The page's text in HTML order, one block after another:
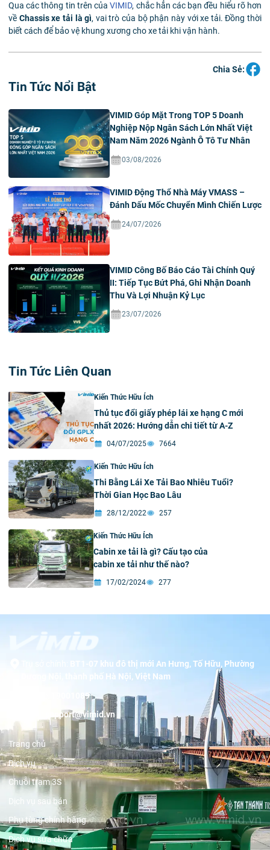
Qua các thông tin trên củaVIMID, chắc hẳn các bạn đều hiểu rõ hơn
về Chassis xe tải là gì, vai trò của bộ phận này với xe tải. Đồng thời
biết cách để bảo vệ khung xương cho xe tải khi vận hành.
Chia Sẻ:
Tin Tức Nổi Bật
VIMID Góp Mặt Trong TOP 5 Doanh
Nghiệp Nộp Ngân Sách Lớn Nhất Việt
Nam Năm 2026 Ngành Ô Tô Tư Nhân
03/08/2026
VIMID Động Thổ Nhà Máy VMASS –
Đánh Dấu Mốc Chuyển Mình Chiến Lược
24/07/2026
VIMID Công Bố Báo Cáo Tài Chính Quý
II: Tiếp Tục Bứt Phá, Ghi Nhận Doanh
Thu Và Lợi Nhuận Kỷ Lục
23/07/2026
Tin Tức Liên Quan
Kiến Thức Hữu Ích
Thủ tục đổi giấy phép lái xe hạng C mới
nhất 2026: Hướng dẫn chi tiết từ A-Z
04/07/2025 7664
Kiến Thức Hữu Ích
Thi Bằng Lái Xe Tải Bao Nhiêu Tuổi?
Thời Gian Học Bao Lâu
28/12/2022 257
Kiến Thức Hữu Ích
Cabin xe tải là gì? Cấu tạo của
cabin xe tải như thế nào?
17/02/2024 277
BT1-07 khu đô thị mới An Hưng, Tố Hữu, Phường
Dương Nội, thành phố Hà Nội, Việt Nam
19001089
support@vimid.vn
Trang chủ
Dịch vụ
Chuỗi trạm 3S
Dịch vụ sau bán
Phụ tùng chính hãng
Dịch vụ sửa chữa